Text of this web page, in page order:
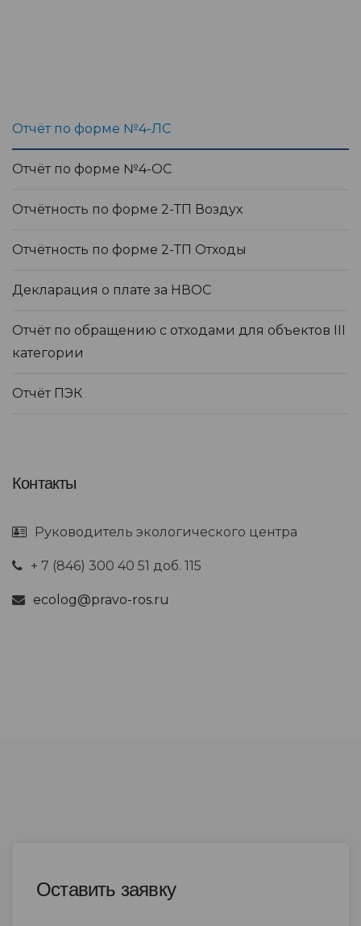
Отчёт по форме №4-ЛС
Отчёт по форме №4-ОС
Отчётность по форме 2-ТП Воздух
Отчётность по форме 2-ТП Отходы
Декларация о плате за НВОС
Отчёт по обращению с отходами для объектов III
категории
Отчёт ПЭК
Контакты
Руководитель экологического центра
+ 7 (846) 300 40 51 доб. 115
ecolog@pravo-ros.ru
Оставить заявку